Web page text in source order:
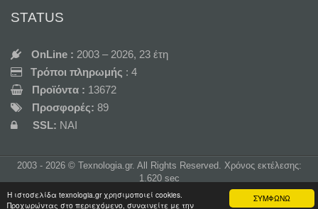
ΣΥΜΦΩΝΩ
Η ιστοσελίδα texnologia.gr χρησιμοποιεί cookies.
Προχωρώντας στο περιεχόμενο, συναινείτε με την
STATUS
OnLine : 2003 – 2026, 23 έτη
Τρόποι πληρωμής : 4
Προϊόντα : 13672
Προσφορές: 89
SSL: NAI
2003 - 2026 © Texnologia.gr. All Rights Reserved. Χρόνος εκτέλεσης:
1.620 sec